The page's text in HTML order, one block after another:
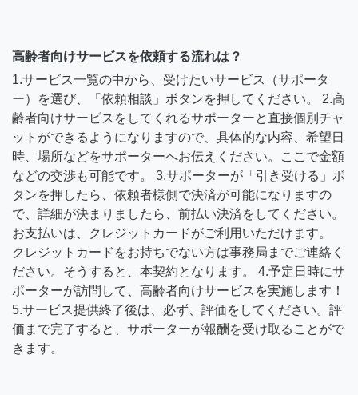
高齢者向けサービスを依頼する流れは？
1.サービス一覧の中から、受けたいサービス（サポータ
ー）を選び、「依頼相談」ボタンを押してください。 2.高
齢者向けサービスをしてくれるサポーターと直接個別チャ
ットができるようになりますので、具体的な内容、希望日
時、場所などをサポーターへお伝えください。ここで金額
などの交渉も可能です。 3.サポーターが「引き受ける」ボ
タンを押したら、依頼者様側で決済が可能になりますの
で、詳細が決まりましたら、前払い決済をしてください。
お支払いは、クレジットカードがご利用いただけます。
クレジットカードをお持ちでない方は事務局までご連絡く
ださい。そうすると、本契約となります。 4.予定日時にサ
ポーターが訪問して、高齢者向けサービスを実施します！
5.サービス提供終了後は、必ず、評価をしてください。評
価まで完了すると、サポーターが報酬を受け取ることがで
きます。